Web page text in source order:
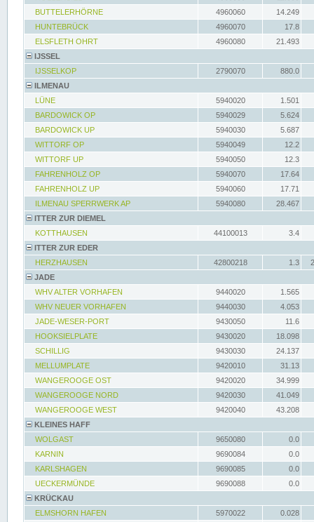
BUTTELERHÖRNE
4960060
14.249
HUNTEBRÜCK
4960070
17.8
ELSFLETH OHRT
4960080
21.493
IJSSEL
IJSSELKOP
2790070
880.0
ILMENAU
LÜNE
5940020
1.501
BARDOWICK OP
5940029
5.624
BARDOWICK UP
5940030
5.687
WITTORF OP
5940049
12.2
WITTORF UP
5940050
12.3
FAHRENHOLZ OP
5940070
17.64
FAHRENHOLZ UP
5940060
17.71
ILMENAU SPERRWERK AP
5940080
28.467
ITTER ZUR DIEMEL
KOTTHAUSEN
44100013
3.4
ITTER ZUR EDER
HERZHAUSEN
42800218 1.3
JADE
WHV ALTER VORHAFEN
9440020
1.565
WHV NEUER VORHAFEN
9440030
4.053
JADE-WESER-PORT
9430050
11.6
HOOKSIELPLATE
9430020
18.098
SCHILLIG
9430030
24.137
MELLUMPLATE
9420010
31.13
WANGEROOGE OST
9420020
34.999
WANGEROOGE NORD
9420030
41.049
WANGEROOGE WEST
9420040
43.208
KLEINES HAFF
WOLGAST
9650080
0.0
KARNIN
9690084
0.0
KARLSHAGEN
9690085
0.0
UECKERMÜNDE
9690088
0.0
KRÜCKAU
ELMSHORN HAFEN
5970022
0.028